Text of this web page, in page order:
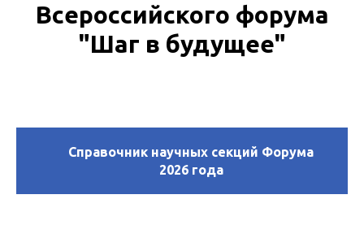
Всероссийского форума
"Шаг в будущее"
Справочник научных секций Форума
2026 года